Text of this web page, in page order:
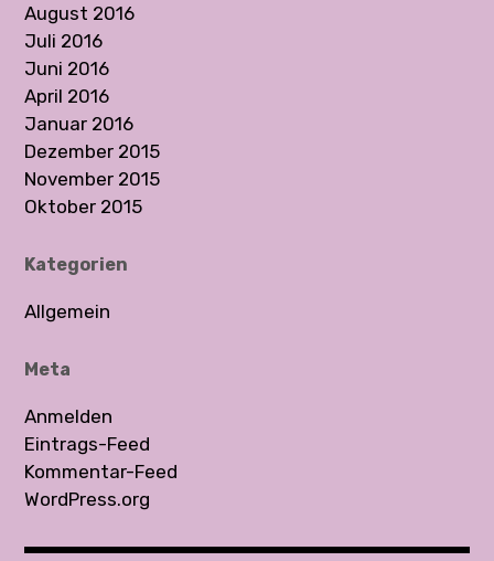
August 2016
Juli 2016
Juni 2016
April 2016
Januar 2016
Dezember 2015
November 2015
Oktober 2015
Kategorien
Allgemein
Meta
Anmelden
Eintrags-Feed
Kommentar-Feed
WordPress.org